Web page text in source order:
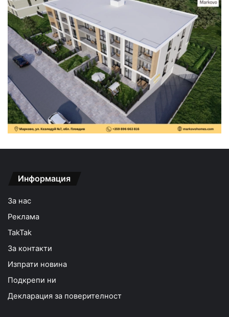
Информация
За нас
Реклама
TakTak
За контакти
Изпрати новина
Подкрепи ни
Декларация за поверителност